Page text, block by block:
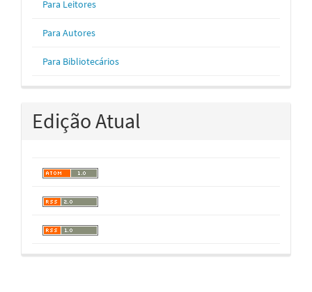
Para Leitores
Para Autores
Para Bibliotecários
Edição Atual